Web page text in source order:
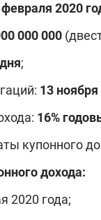
2020
000 000
;
13 ноября
16%
купонного
дохода:
2020 года;